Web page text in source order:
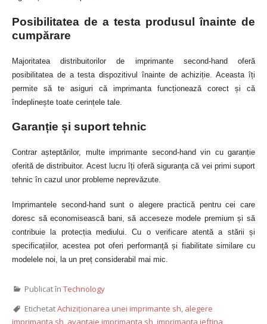
Posibilitatea de a testa produsul înainte de
cumpărare
Majoritatea distribuitorilor de imprimante second-hand oferă
posibilitatea de a testa dispozitivul înainte de achiziție. Aceasta îți
permite să te asiguri că imprimanta funcționează corect și că
îndeplinește toate cerințele tale.
Garanție și suport tehnic
Contrar așteptărilor, multe imprimante second-hand vin cu garanție
oferită de distribuitor. Acest lucru îți oferă siguranța că vei primi suport
tehnic în cazul unor probleme neprevăzute.
Imprimantele second-hand sunt o alegere practică pentru cei care
doresc să economisească bani, să acceseze modele premium și să
contribuie la protecția mediului. Cu o verificare atentă a stării și
specificațiilor, acestea pot oferi performanță și fiabilitate similare cu
modelele noi, la un preț considerabil mai mic.
Publicat în Technology
EtichetatAchiziționarea unei imprimante sh, alegere
imprimanta sh avantaje imprimanta sh imprimanta ieftina